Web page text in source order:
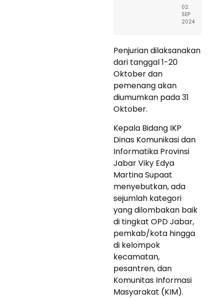
02
SEP
2024
Penjurian dilaksanakan
dari tanggal 1-20
Oktober dan
pemenang akan
diumumkan pada 31
Oktober.
Kepala Bidang IKP
Dinas Komunikasi dan
Informatika Provinsi
Jabar Viky Edya
Martina Supaat
menyebutkan, ada
sejumlah kategori
yang dilombakan baik
di tingkat OPD Jabar,
pemkab/kota hingga
di kelompok
kecamatan,
pesantren, dan
Komunitas Informasi
Masyarakat (KIM).